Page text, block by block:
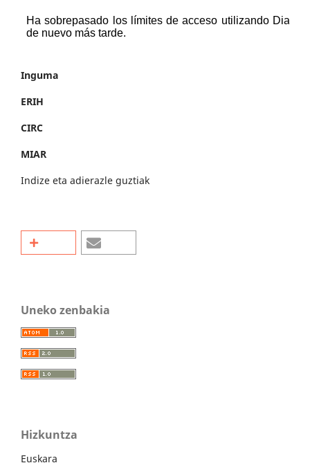
Inguma
ERIH
CIRC
MIAR
Indize eta adierazle guztiak
Uneko zenbakia
Hizkuntza
Euskara